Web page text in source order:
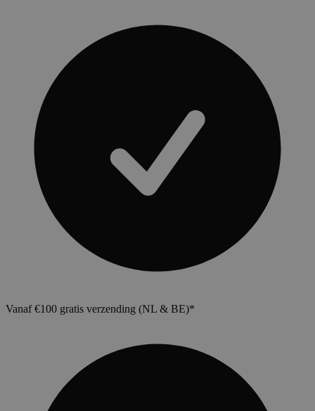
Vanaf €100 gratis verzending (NL & BE)*